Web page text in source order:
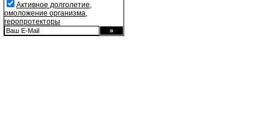
Активное долголетие,
омоложение организма,
геропротекторы